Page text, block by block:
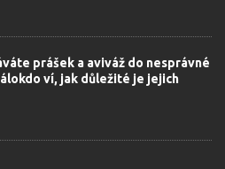
prášek a aviváž do nesprávné
ví, jak důležité je jejich